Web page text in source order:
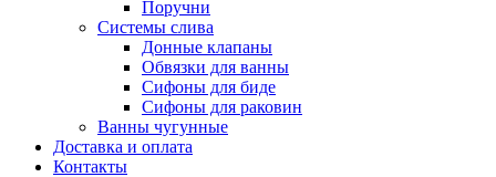
Поручни
Системы слива
Донные клапаны
Обвязки для ванны
Сифоны для биде
Сифоны для раковин
Ванны чугунные
Доставка и оплата
Контакты